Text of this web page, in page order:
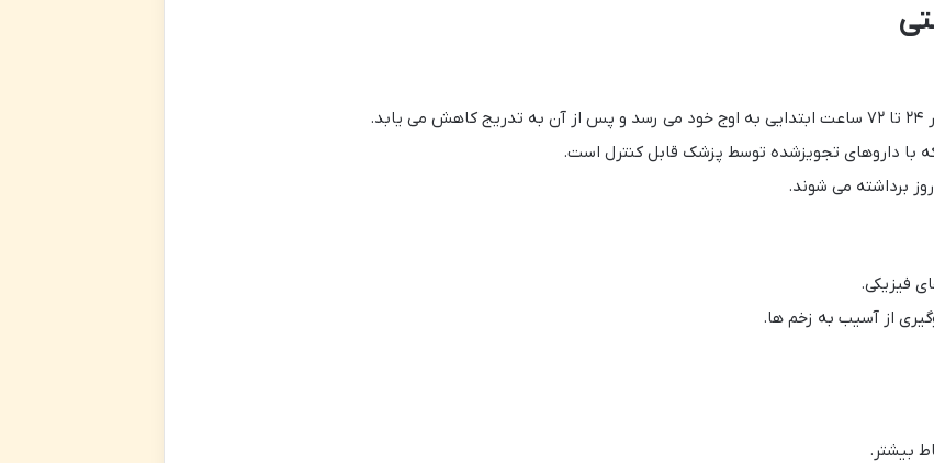
با داروهای تجویزشده توسط پزشک قابل کنترل است.
فیزیکی.
از آسیب به زخم ها.
بیشتر.